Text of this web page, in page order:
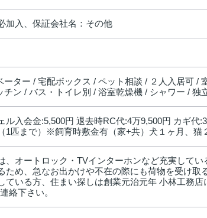
加入、保証会社名：その他
ーター / 宅配ボックス / ペット相談 / ２人入居可 /
チン / バス・トイレ別 / 浴室乾燥機 / シャワー /
ル入会金:5,500円 退去時RC代:4万9,500円 カギ
1匹まで）※飼育時敷金有（家+共）犬１ヶ月、猫
、オートロック・TVインターホンなど充実して
ため、急なお出かけや不在の際にも荷物を受け
ている方、住まい探しは創業元治元年 小林工務
絡下さい。